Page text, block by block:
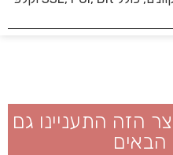
הזה התעניינו גם
הבאים